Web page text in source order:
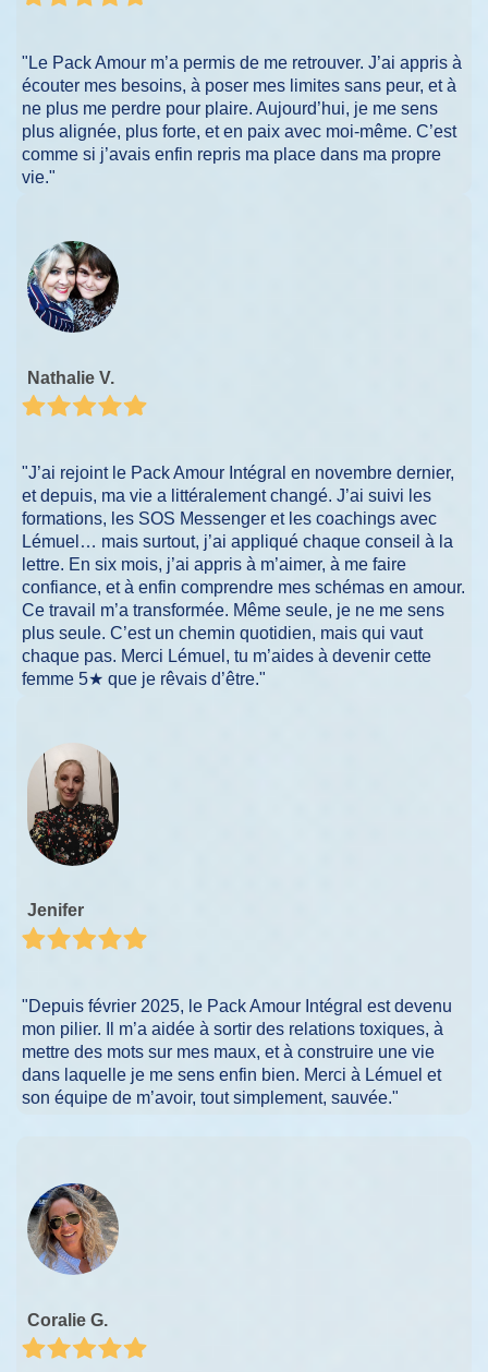
"Le Pack Amour m’a permis de me retrouver. J’ai appris à
écouter mes besoins, à poser mes limites sans peur, et à
ne plus me perdre pour plaire. Aujourd’hui, je me sens
plus alignée, plus forte, et en paix avec moi-même. C’est
comme si j’avais enfin repris ma place dans ma propre
vie."
Nathalie V.
"J’ai rejoint le Pack Amour Intégral en novembre dernier,
et depuis, ma vie a littéralement changé. J’ai suivi les
formations, les SOS Messenger et les coachings avec
Lémuel… mais surtout, j’ai appliqué chaque conseil à la
lettre. En six mois, j’ai appris à m’aimer, à me faire
confiance, et à enfin comprendre mes schémas en amour.
Ce travail m’a transformée. Même seule, je ne me sens
plus seule. C’est un chemin quotidien, mais qui vaut
chaque pas. Merci Lémuel, tu m’aides à devenir cette
femme 5★ que je rêvais d’être."
Jenifer
"Depuis février 2025, le Pack Amour Intégral est devenu
mon pilier. Il m’a aidée à sortir des relations toxiques, à
mettre des mots sur mes maux, et à construire une vie
dans laquelle je me sens enfin bien. Merci à Lémuel et
son équipe de m’avoir, tout simplement, sauvée."
Coralie G.